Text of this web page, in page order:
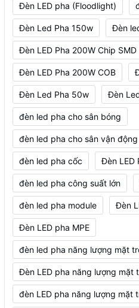
Đèn LED pha (Floodlight)
Đèn Led Pha 150w Đèn
Đèn LED Pha 200W Chip SMD
Đèn LED Pha 200W COB
Đèn Led Pha 50w Đèn
đèn led pha cho sân bóng
đèn led pha cho sân vận động
đèn led pha cốc Đèn LED
đèn led pha công suất lớn
đèn led pha module Đèn
Đèn LED pha MPE
đèn led pha năng lượng mặt
Đèn LED pha năng lượng mặt
đèn LED pha năng lượng mặt